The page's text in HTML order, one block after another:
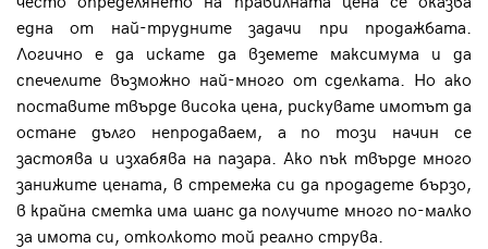
една от най-трудните задачи при продажбата.
Логично е да искате да вземете максимума и да
спечелите възможно най-много от сделката. Но ако
поставите твърде висока цена, рискувате имотът да
остане дълго непродаваем, а по този начин се
застоява и изхабява на пазара. Ако пък твърде много
занижите цената, в стремежа си да продадете бързо,
в крайна сметка има шанс да получите много по-малко
за имота си, отколкото той реално струва.